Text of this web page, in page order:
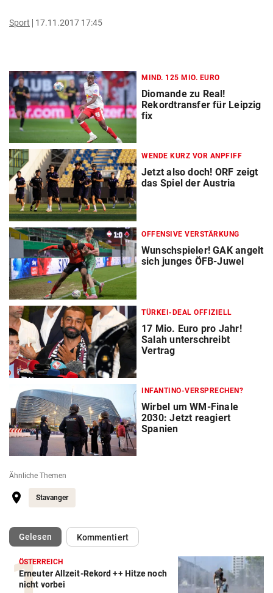
Sport 17.11.2017 17:45
MIND. 125 MIO. EURO
Diomande zu Real!
Rekordtransfer für Leipzig
fix
WENDE KURZ VOR ANPFIFF
Jetzt also doch! ORF zeigt
das Spiel der Austria
OFFENSIVE VERSTÄRKUNG
Wunschspieler! GAK angelt
sich junges ÖFB-Juwel
TÜRKEI-DEAL OFFIZIELL
17 Mio. Euro pro Jahr!
Salah unterschreibt
Vertrag
INFANTINO-VERSPRECHEN?
Wirbel um WM-Finale
2030: Jetzt reagiert
Spanien
Ähnliche Themen
Stavanger
Gelesen(ausgewählt)Kommentiert
ÖSTERREICH
Erneuter Allzeit-Rekord ++ Hitze noch
nicht vorbei
Action-Cam Vergleich